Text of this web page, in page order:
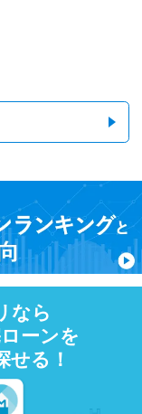
なら
ーンを
せる！